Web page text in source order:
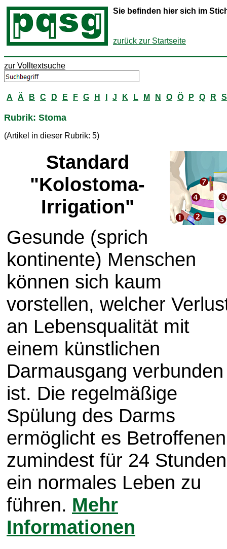
Sie befinden hier sich im
zurück zur Startseite
zur Volltextsuche
A Ä B C D E F G H J K L M N O Ö P Q R S
Rubrik: Stoma
(Artikel in dieser Rubrik: 5)
Standard
"Kolostoma-
Irrigation"
Gesunde (sprich
kontinente) Menschen
können sich kaum
vorstellen, welcher
an Lebensqualität mit
einem künstlichen
Darmausgang verbunden
ist. Die regelmäßige
Spülung des Darms
ermöglicht es
zumindest für 24 Stunden
ein normales Leben zu
führen. Mehr
Informationen